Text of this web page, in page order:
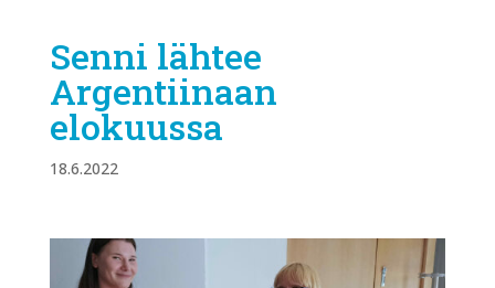
Senni lähtee
Argentiinaan
elokuussa
18.6.2022